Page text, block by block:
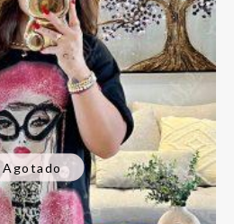
Agotado